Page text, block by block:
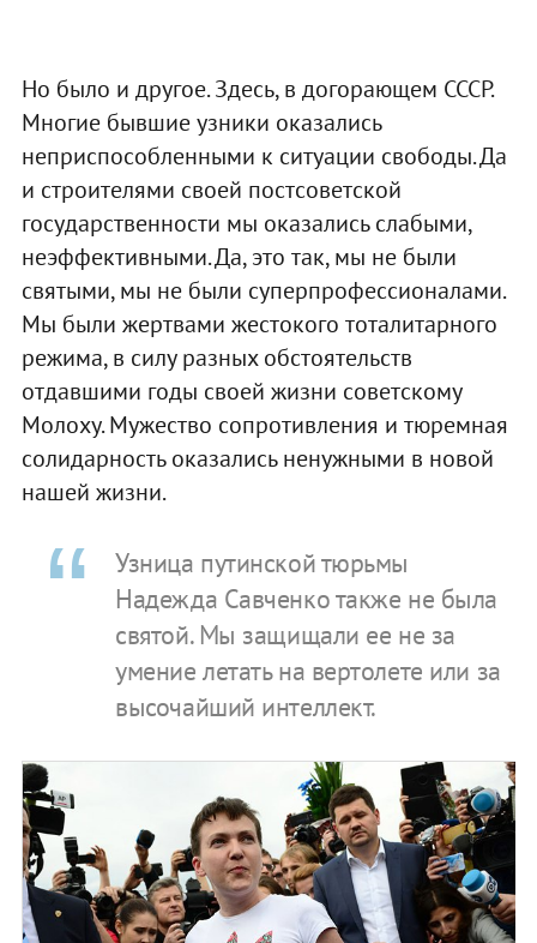
Но было и другое. Здесь, в догорающем СССР.
Многие бывшие узники оказались
неприспособленными к ситуации свободы. Да
и строителями своей постсоветской
государственности мы оказались слабыми,
неэффективными. Да, это так, мы не были
святыми, мы не были суперпрофессионалами.
Мы были жертвами жестокого тоталитарного
режима, в силу разных обстоятельств
отдавшими годы своей жизни советскому
Молоху. Мужество сопротивления и тюремная
солидарность оказались ненужными в новой
нашей жизни.
Узница путинской тюрьмы
Надежда Савченко также не была
святой. Мы защищали ее не за
умение летать на вертолете или за
высочайший интеллект.